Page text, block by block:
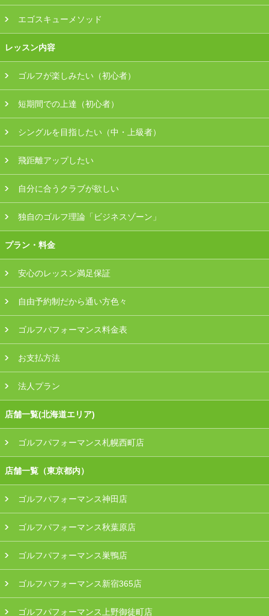
採用情報
エゴスキューメソッド
レッスン内容
ゴルフが楽しみたい（初心者）
短期間での上達（初心者）
シングルを目指したい（中・上級者）
飛距離アップしたい
自分に合うクラブが欲しい
独自のゴルフ理論「ビジネスゾーン」
プラン・料金
安心のレッスン満足保証
自由予約制だから通い方色々
ゴルフパフォーマンス料金表
お支払方法
法人プラン
店舗一覧(北海道エリア)
ゴルフパフォーマンス札幌西町店
店舗一覧（東京都内）
ゴルフパフォーマンス神田店
ゴルフパフォーマンス秋葉原店
ゴルフパフォーマンス巣鴨店
ゴルフパフォーマンス新宿365店
ゴルフパフォーマンス上野御徒町店